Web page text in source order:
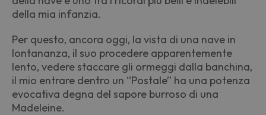
della mia infanzia.
Per questo, ancora oggi, la vista di una nave in
lontananza, il suo procedere apparentemente
lento, vedere staccare gli ormeggi dalla banchina,
il mio entrare dentro un “Postale” ha una potenza
evocativa degna del sapore burroso di una
Madeleine.